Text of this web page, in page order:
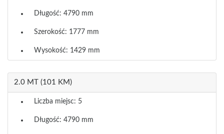
Długość: 4790 mm
Szerokość: 1777 mm
Wysokość: 1429 mm
2.0 MT (101 KM)
Liczba miejsc: 5
Długość: 4790 mm